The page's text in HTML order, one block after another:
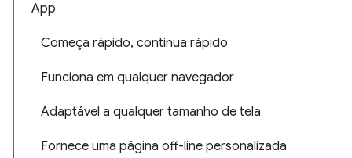
App
Começa rápido, continua rápido
Funciona em qualquer navegador
Adaptável a qualquer tamanho de tela
Fornece uma página off-line personalizada